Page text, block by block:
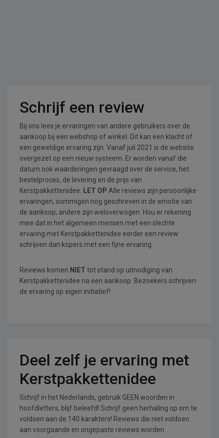
Schrijf een review
Bij ons lees je ervaringen van andere gebruikers over de
aankoop bij een webshop of winkel. Dit kan een klacht of
een geweldige ervaring zijn. Vanaf juli 2021 is de website
overgezet op een nieuw systeem. Er worden vanaf die
datum ook waarderingen gevraagd over de service, het
bestelproces, de levering en de prijs van
Kerstpakkettenidee.
LET OP Alle reviews zijn persoonlijke
ervaringen, sommigen nog geschreven in de emotie van
de aankoop, andere zijn weloverwogen. Hou er rekening
mee dat in het algemeen mensen met een slechte
ervaring met Kerstpakkettenidee eerder een review
schrijven dan kopers met een fijne ervaring.
Reviews komen NIET tot stand op uitnodiging van
Kerstpakkettenidee na een aankoop. Bezoekers schrijven
de ervaring op eigen initiatief!
Deel zelf je ervaring met
Kerstpakkettenidee
Schrijf in het Nederlands, gebruik GEEN woorden in
hoofdletters, blijf beleefd! Schrijf geen herhaling op om te
voldoen aan de 140 karakters! Reviews die niet voldoen
aan voorgaande en ongepaste reviews worden